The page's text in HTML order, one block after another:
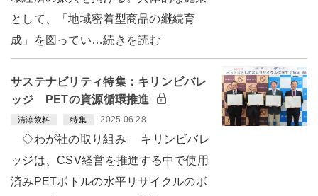
として、「地域密着型商品の継続育
成」を図ってい…続きを読む
サステナビリティ特集：キリンビバレ
ッジ PETの資源循環推進
清涼飲料 特集 2025.06.28
◇わが社の取り組み キリンビバレ
ッジは、CSV経営を推進する中で使用
済みPETボトルの水平リサイクルのボ